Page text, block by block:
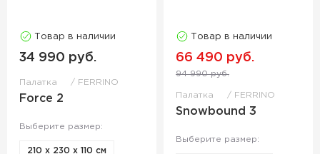
Товар в наличии
34 990 руб.
Палатка FERRINO
Force 2
Выберите размер:
210 x 230 x 110 см
Товар в наличии
66 490 руб.
94 990 руб.
Палатка FERRINO
Snowbound 3
Выберите размер: